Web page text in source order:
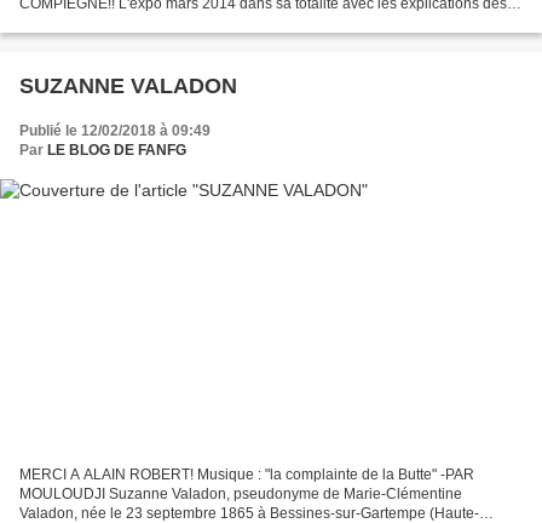
COMPIEGNE!! L'expo mars 2014 dans sa totalité avec les explications des
SUZANNE VALADON
Publié le 12/02/2018 à 09:49
Par LE BLOG DE FANFG
MERCI A ALAIN ROBERT! Musique : "la complainte de la Butte" -PAR
MOULOUDJI Suzanne Valadon, pseudonyme de Marie-Clémentine
Valadon, née le 23 septembre 1865 à Bessines-sur-Gartempe (Haute-